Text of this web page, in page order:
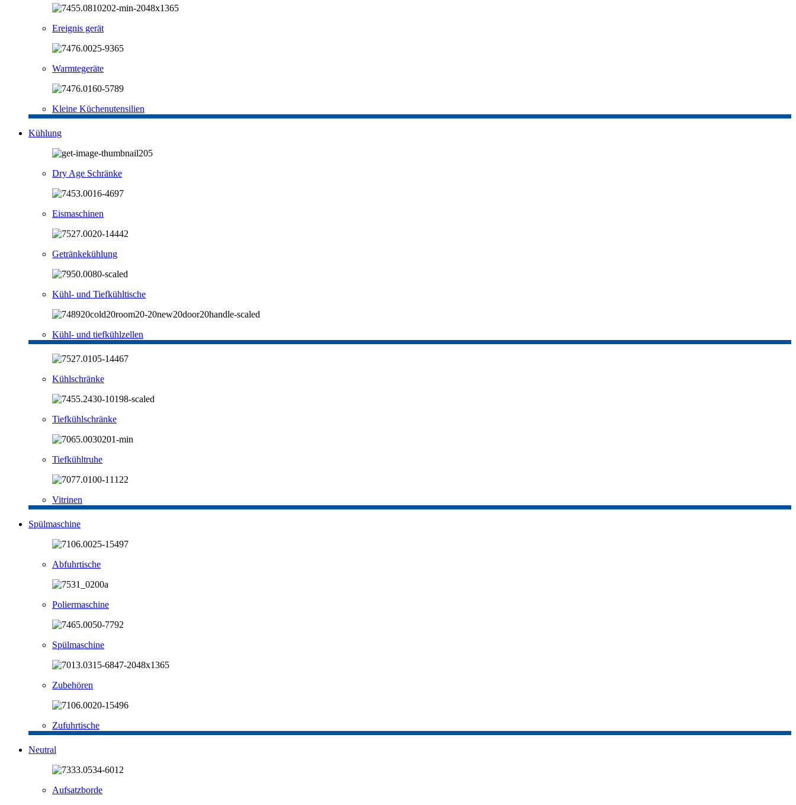
Ereignis gerät
Warmtegeräte
Kleine Küchenutensilien
Kühlung
Dry Age Schränke
Eismaschinen
Getränkekühlung
Kühl- und Tiefkühltische
Kühl- und tiefkühlzellen
Kühlschränke
Tiefkühlschränke
Tiefkühltruhe
Vitrinen
Spülmaschine
Abfuhrtische
Poliermaschine
Spülmaschine
Zubehören
Zufuhrtische
Neutral
Aufsatzborde